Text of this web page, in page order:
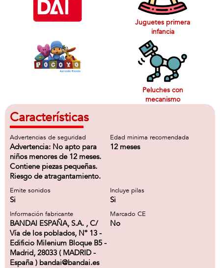
Juguetes primera
infancia
Peluches con
mecanismo
Características
Advertencias de seguridad
Advertencia: No apto para
niños menores de 12 meses.
Contiene piezas pequeñas.
Riesgo de atragantamiento.
Edad minima recomendada
12 meses
Emite sonidos
Si
Incluye pilas
Si
Información fabricante
BANDAI ESPAÑA, S.A. , C/
Vía de los poblados, Nº 13 -
Edificio Milenium Bloque B5 -
Madrid, 28033 ( MADRID -
España ) bandai@bandai.es
Marcado CE
No